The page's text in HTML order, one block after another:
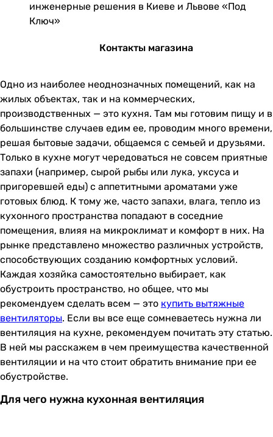
инженерные решения в Киеве и Львове «Под
Ключ»
Контакты магазина
Одно из наиболее неоднозначных помещений, как на
жилых объектах, так и на коммерческих,
производственных — это кухня. Там мы готовим пищу и в
большинстве случаев едим ее, проводим много времени,
решая бытовые задачи, общаемся с семьей и друзьями.
Только в кухне могут чередоваться не совсем приятные
запахи (например, сырой рыбы или лука, уксуса и
пригоревшей еды) с аппетитными ароматами уже
готовых блюд. К тому же, часто запахи, влага, тепло из
кухонного пространства попадают в соседние
помещения, влияя на микроклимат и комфорт в них. На
рынке представлено множество различных устройств,
способствующих созданию комфортных условий.
Каждая хозяйка самостоятельно выбирает, как
обустроить пространство, но общее, что мы
рекомендуем сделать всем — это купить вытяжные
вентиляторы. Если вы все еще сомневаетесь нужна ли
вентиляция на кухне, рекомендуем почитать эту статью.
В ней мы расскажем в чем преимущества качественной
вентиляции и на что стоит обратить внимание при ее
обустройстве.
Для чего нужна кухонная вентиляция